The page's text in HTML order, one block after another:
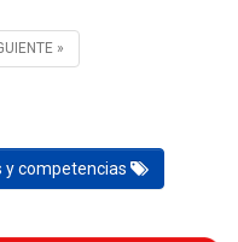
»
y competencias